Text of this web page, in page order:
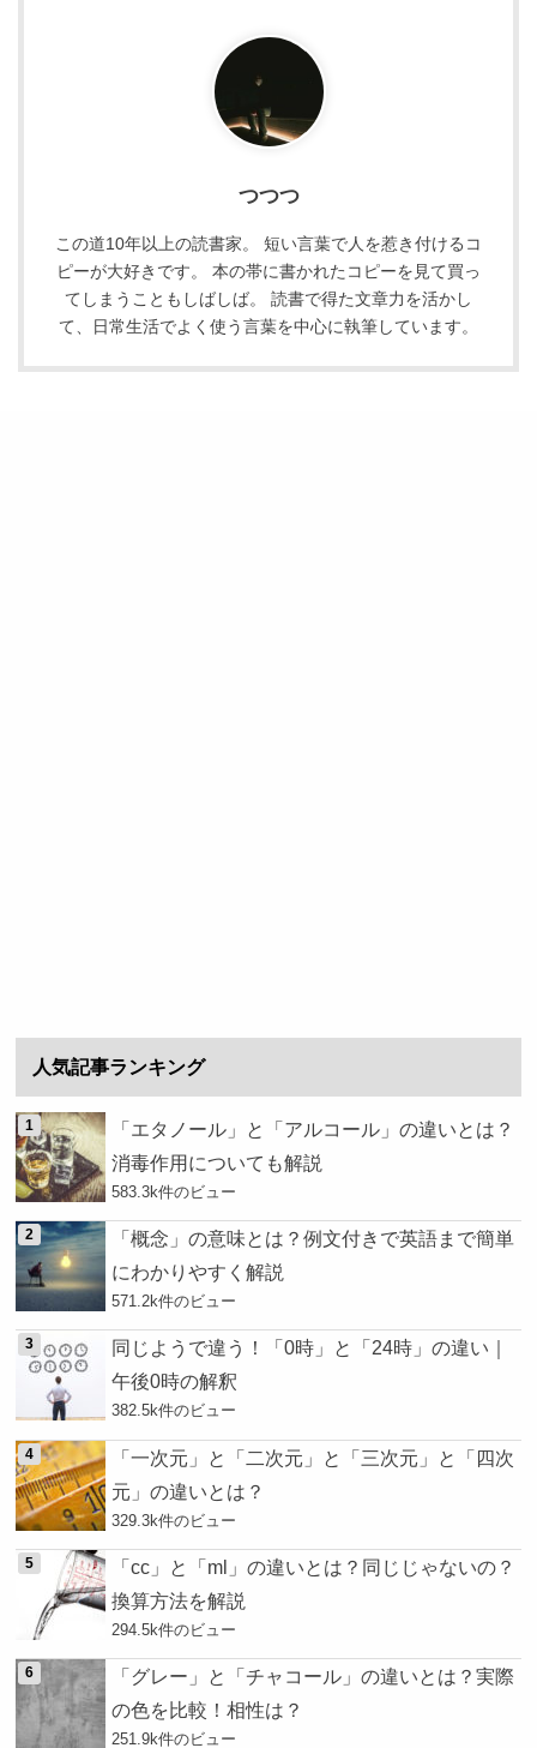
つつつ
この道10年以上の読書家。 短い言葉で人を惹き付けるコ
ピーが大好きです。 本の帯に書かれたコピーを見て買っ
てしまうこともしばしば。 読書で得た文章力を活かし
て、日常生活でよく使う言葉を中心に執筆しています。
人気記事ランキング
「エタノール」と「アルコール」の違いとは？
消毒作用についても解説
583.3k件のビュー
「概念」の意味とは？例文付きで英語まで簡単
にわかりやすく解説
571.2k件のビュー
同じようで違う！「0時」と「24時」の違い｜
午後0時の解釈
382.5k件のビュー
「一次元」と「二次元」と「三次元」と「四次
元」の違いとは？
329.3k件のビュー
「cc」と「ml」の違いとは？同じじゃないの？
換算方法を解説
294.5k件のビュー
「グレー」と「チャコール」の違いとは？実際
の色を比較！相性は？
251.9k件のビュー